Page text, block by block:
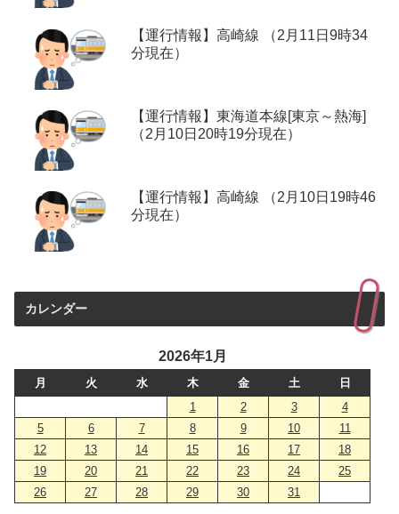
【運行情報】高崎線 （2月11日9時34
分現在）
【運行情報】東海道本線[東京～熱海]
（2月10日20時19分現在）
【運行情報】高崎線 （2月10日19時46
分現在）
カレンダー
2026年1月
月 火 水 木 金 土
日
1
2 3
4
5
6 7 8 9 10
11
12
13 14 15 16 17
18
19
20 21 22 23 24
25
26
27 28 29 30 31